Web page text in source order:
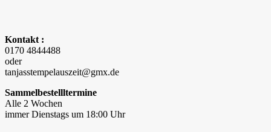
Kontakt :
0170 4844488
oder
tanjasstempelauszeit@gmx.de
Sammelbestellltermine
Alle 2 Wochen
immer Dienstags um 18:00 Uhr